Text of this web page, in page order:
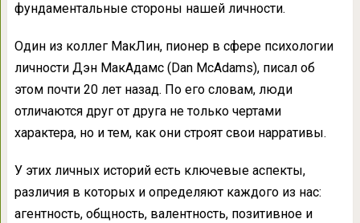
фундаментальные стороны нашей личности.
Один из коллег МакЛин, пионер в сфере психологии
личности Дэн МакАдамс (Dan McAdams), писал об
этом почти 20 лет назад. По его словам, люди
отличаются друг от друга не только чертами
характера, но и тем, как они строят свои нарративы.
У этих личных историй есть ключевые аспекты,
различия в которых и определяют каждого из нас:
агентность, общность, валентность, позитивное и